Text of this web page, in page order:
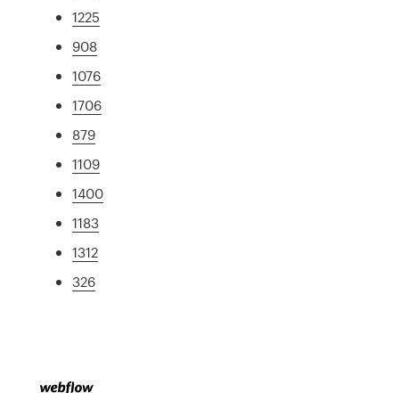
1225
908
1076
1706
879
1109
1400
1183
1312
326